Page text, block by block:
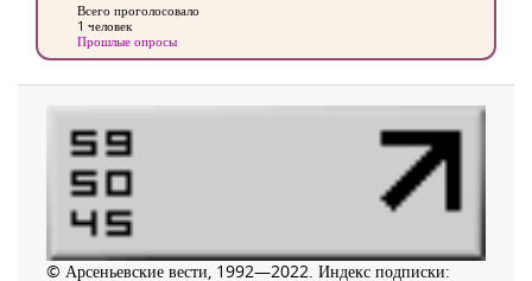
Всего проголосовало
1 человек
Прошлые опросы
© Арсеньевские вести, 1992—2022. Индекс подписки: